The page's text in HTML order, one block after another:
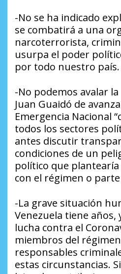
-No se ha indicado
se combatirá a una
narcoterrorista,
usurpa el poder
por todo nuestro país.
-No podemos avalar
Juan Guaidó de
Emergencia Nacional
todos los sectores
antes discutir
condiciones de un
político que
con el régimen o parte
-La grave situación
Venezuela tiene años,
lucha contra el
miembros del
responsables
estas circunstancias.